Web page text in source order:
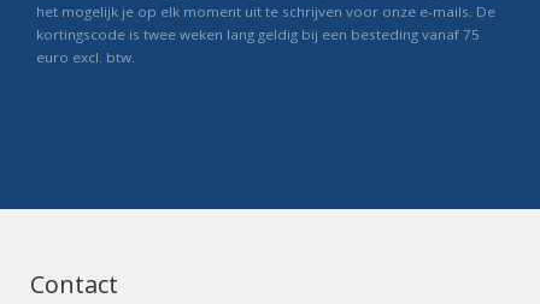
het mogelijk je op elk moment uit te schrijven voor onze e-mails. De
kortingscode is twee weken lang geldig bij een besteding vanaf 75
euro excl. btw.
Contact